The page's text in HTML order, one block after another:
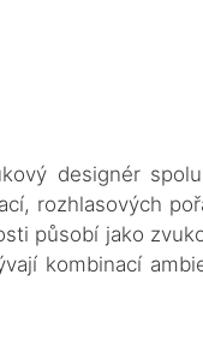
designér
rozhlasových
působí jako
kombinací